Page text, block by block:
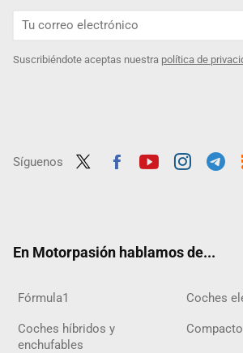
Suscribiéndote aceptas nuestra política de
Síguenos
En Motorpasión hablamos de...
Fórmula1 Coches
Coches híbridos y
enchufables